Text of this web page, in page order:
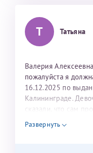
Т Татьяна
Валерия
пожалуйста я
16.12.2025 по
Калининграде.
сказали, что сам
недель и 3 недели
Можно мне новый
Развернуть